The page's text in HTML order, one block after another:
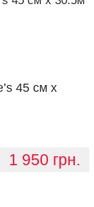
45 см х
1 950 грн.